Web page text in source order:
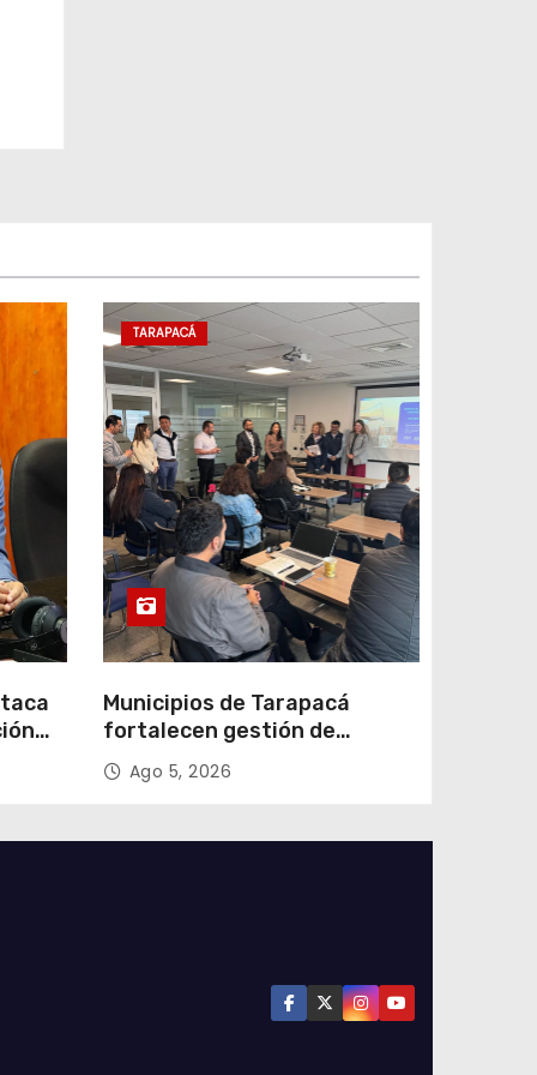
TARAPACÁ
Municipios de Tarapacá
fortalecen gestión de
subsidios de agua potable en
jornada regional organizada
ANDESS
Ago 5, 2026